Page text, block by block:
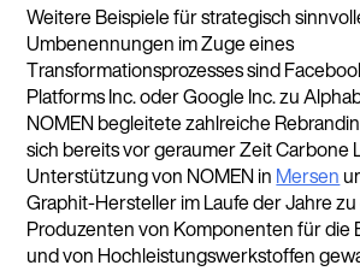
Weitere Beispiele für strategisch
Umbenennungen im Zuge eines
Transformationsprozesses sind
Platforms Inc. oder Google Inc. zu
NOMEN begleitete zahlreiche
sich bereits vor geraumer Zeit Carbone
Unterstützung von NOMEN in Mersen
Graphit-Hersteller im Laufe der Jahre
Produzenten von Komponenten für die
und von Hochleistungswerkstoffen